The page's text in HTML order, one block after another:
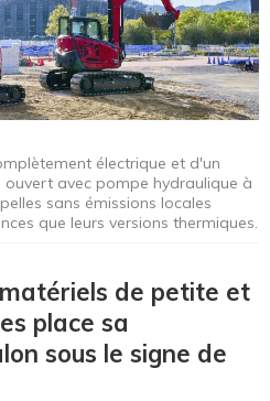
électrique et d'un
avec pompe hydraulique à
sans émissions locales
que leurs versions thermiques.
de petite et
place sa
sous le signe de